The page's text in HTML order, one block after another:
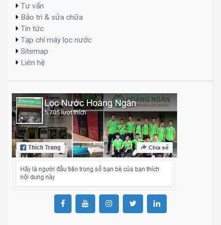
Tư vấn
Bảo trì & sửa chữa
Tin tức
Tạp chí máy lọc nước
Sitemap
Liên hệ